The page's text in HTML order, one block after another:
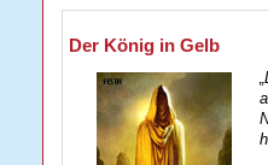
Der König in Gelb